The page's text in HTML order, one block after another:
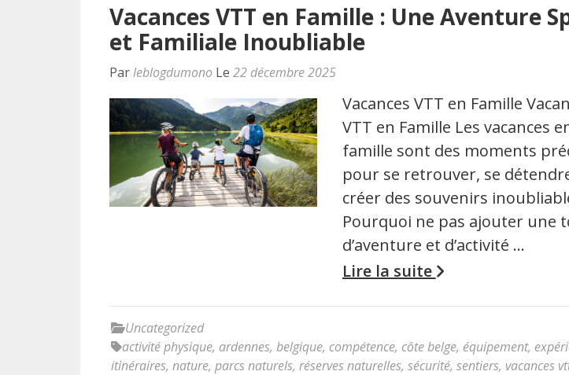
Vacances VTT en Famille : Une Aventure
et Familiale Inoubliable
Parleblogdumono Le 22 décembre 2025
Vacances VTT en Famille
VTT en Famille Les vacances
famille sont des moments
pour se retrouver, se
créer des souvenirs
Pourquoi ne pas ajouter une
d’aventure et d’activité …
Lire la suite
Uncategorized
activité physique, ardennes, belgique, compétence, côte belge, équipement,
itinéraires, nature, parcs naturels, réserves naturelles, sécurité, sentiers, vacances